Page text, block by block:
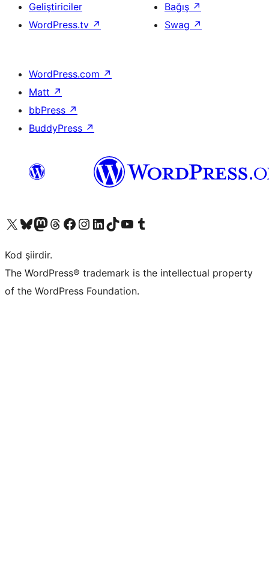
Geliştiriciler
WordPress.tv ↗
Bağış ↗
Swag ↗
WordPress.com ↗
Matt ↗
bbPress ↗
BuddyPress ↗
X (eski Twitter) hesabımıza bakın
Bluesky hesabımızı ziyaret edinMastodon hesabımızı ziyaret edinThreads hesabımızı ziyaret edinFacebook sayfamızı ziyaret edinInstagram hesabımızı ziyaret edinLinkedIn hesabımızı ziyaret edinTikTok hesabımızı ziyaret edinYouTube kanalımızı ziyaret edinTumblr hesabımızı ziyaret edin
Kod şiirdir.
The WordPress® trademark is the intellectual property
of the WordPress Foundation.